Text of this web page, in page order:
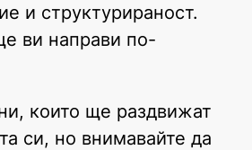
и структурираност.
ви направи по-
които ще раздвижат
си, но внимавайте да